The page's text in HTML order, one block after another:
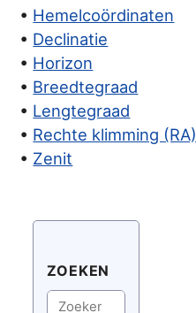
• Hemelcoördinaten
• Declinatie
• Horizon
• Breedtegraad
• Lengtegraad
• Rechte klimming (RA)
• Zenit
ZOEKEN
Zoeken